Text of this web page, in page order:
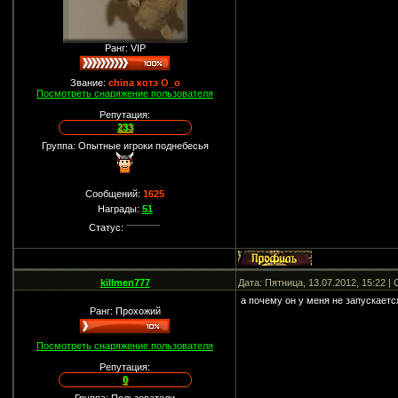
Ранг: VIP
Звание: china котэ О_о
Посмотреть снаряжение пользователя
Репутация:
233
Группа: Опытные игроки поднебесья
Сообщений:1625
Награды: 51
Статус:
killmen777 Дата: Пятница, 13.07.2012, 15:22
Ранг: Прохожий
Посмотреть снаряжение пользователя
Репутация:
0
а почему он у меня не